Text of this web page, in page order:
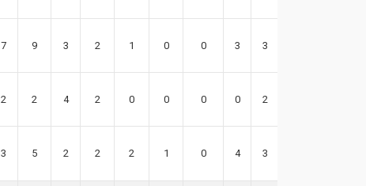
7 9 3 2 1 0 0 3 3
2 2 4 2 0 0 0 0 2
3 5 2 2 2 1 0 4 3